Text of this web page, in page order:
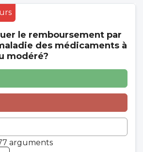
le remboursement par
des médicaments à
modéré?
arguments